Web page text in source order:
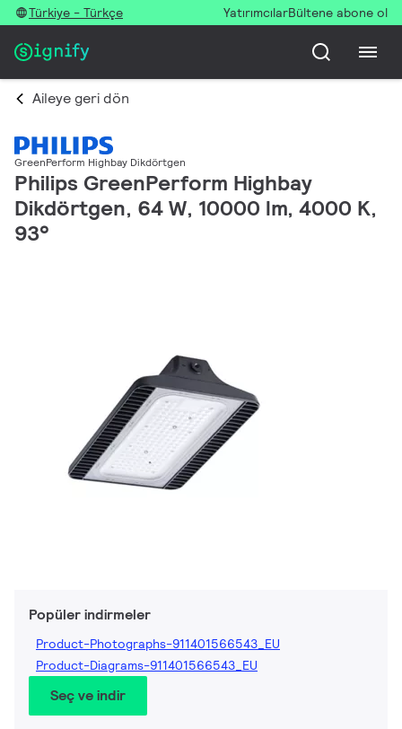
Türkiye - Türkçe YatırımcılarBültene abone ol
Aileye geri dön
GreenPerform Highbay Dikdörtgen
Philips GreenPerform Highbay
Dikdörtgen, 64 W, 10000 lm, 4000 K,
93°
Popüler indirmeler
Product-Photographs-911401566543_EU
Product-Diagrams-911401566543_EU
Seç ve indir